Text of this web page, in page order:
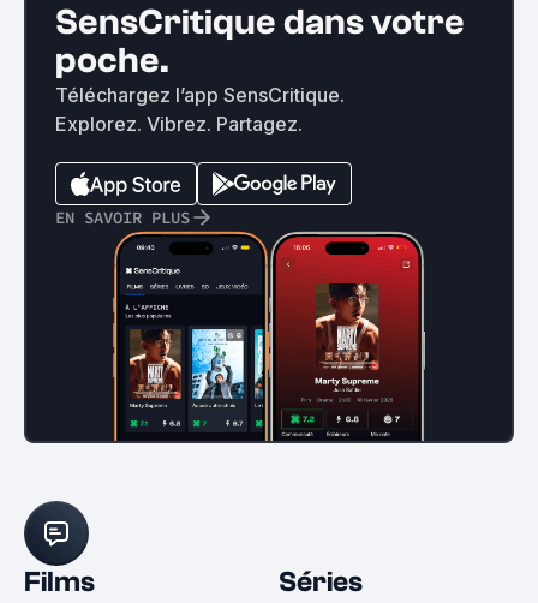
SensCritique dans votre
poche.
Téléchargez l’app SensCritique.
Explorez. Vibrez. Partagez.
EN SAVOIR PLUS
Films Séries